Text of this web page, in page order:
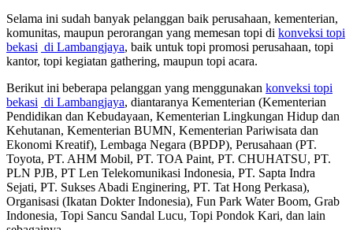
Selama ini sudah banyak pelanggan baik perusahaan, kementerian,
komunitas, maupun perorangan yang memesan topi di konveksi topi
bekasi di Lambangjaya, baik untuk topi promosi perusahaan, topi
kantor, topi kegiatan gathering, maupun topi acara.
Berikut ini beberapa pelanggan yang menggunakan konveksi topi
bekasi di Lambangjaya, diantaranya Kementerian (Kementerian
Pendidikan dan Kebudayaan, Kementerian Lingkungan Hidup dan
Kehutanan, Kementerian BUMN, Kementerian Pariwisata dan
Ekonomi Kreatif), Lembaga Negara (BPDP), Perusahaan (PT.
Toyota, PT. AHM Mobil, PT. TOA Paint, PT. CHUHATSU, PT.
PLN PJB, PT Len Telekomunikasi Indonesia, PT. Sapta Indra
Sejati, PT. Sukses Abadi Enginering, PT. Tat Hong Perkasa),
Organisasi (Ikatan Dokter Indonesia), Fun Park Water Boom, Grab
Indonesia, Topi Sancu Sandal Lucu, Topi Pondok Kari, dan lain